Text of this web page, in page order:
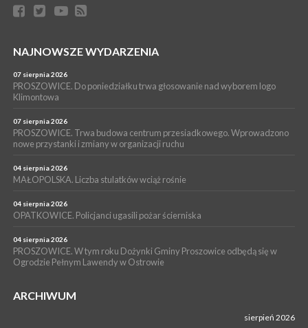
bezpłatne warsztaty realizowane w ramach unijnego projektu
[ZDJĘCIA]
16 lipca 2026
Pałecznicy będą obsługiwani w Proszowicach
WYDARZENIA
PROSZOWICE. W parku Warsztaty Edukacyjno-Przyrodnicze
NOC CIEM
15 lipca 2026
PROSZOWICE. Już za tydzień kolejne zajęcia z cyklu „Wakacyjne
NAJNOWSZE WYDARZENIA
07 sierpnia 2026
PROSZOWICE. Do poniedziałku trwa głosowanie nad wyborem logo
Klimontowa
07 sierpnia 2026
PROSZOWICE. Trwa budowa centrum przesiadkowego. Wprowadzono
nowe przystanki i zmiany w organizacji ruchu
04 sierpnia 2026
MAŁOPOLSKA. Liczba stulatków wciąż rośnie
04 sierpnia 2026
OPATKOWICE. Policjanci ugasili pożar ścierniska
04 sierpnia 2026
PROSZOWICE. W tym roku Dożynki Gminy Proszowice odbędą się w
Ogrodzie Pełnym Lawendy w Ostrowie
ARCHIWUM
sierpień 2026